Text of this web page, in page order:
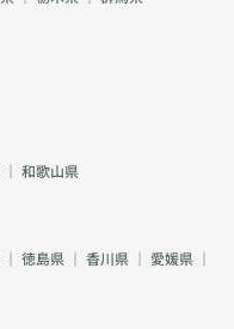
｜ 和歌山県
｜ 徳島県 ｜ 香川県 ｜ 愛媛県 ｜